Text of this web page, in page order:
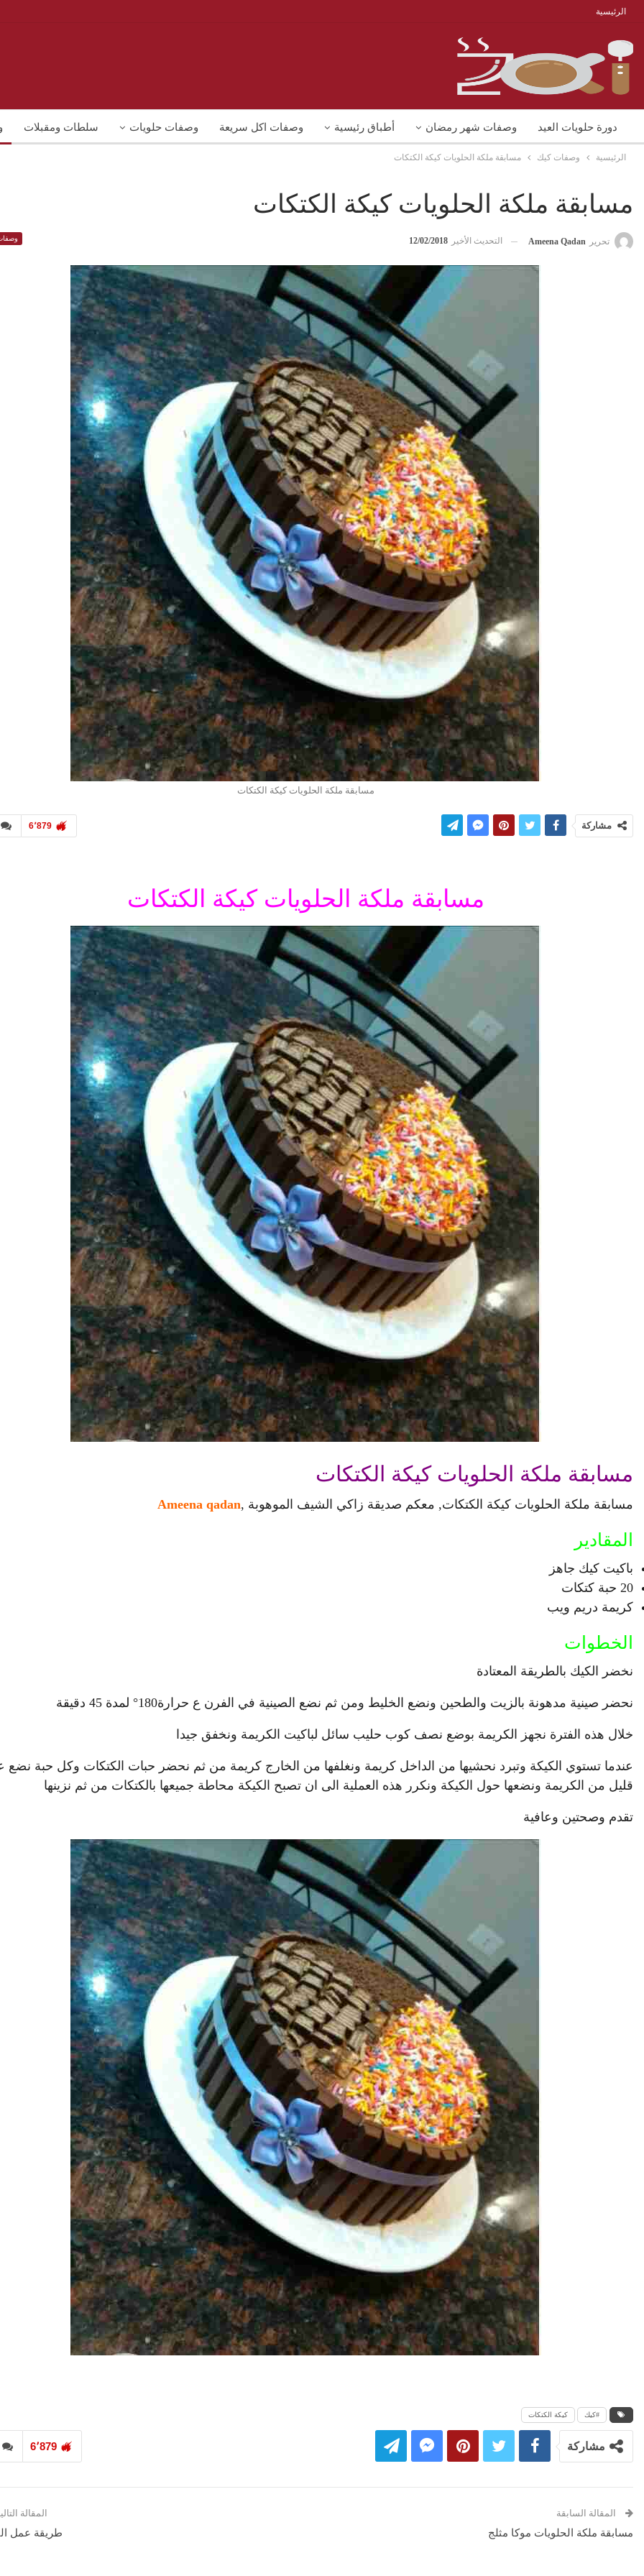
الرئيسية
دورة حلويات العيد وصفات شهر رمضان أطباق رئيسية وصفات اكل سريعة وصفات حلويات سلطات ومقبلات
منوعات شوربات وصفات اكل دايت الرئيسية وصفات كيك مسابقة ملكة الحلويات كيكة الكتكات
مسابقة ملكة الحلويات كيكة الكتكات
تحرير Ameena Qadan التحديث الأخير 12/02/2018
مسابقة ملكة الحلويات كيكة الكتكات
6٬879 مشاركة
مسابقة ملكة الحلويات كيكة الكتكات
مسابقة ملكة الحلويات كيكة الكتكات
مسابقة ملكة الحلويات كيكة الكتكات, معكم صديقة زاكي الشيف الموهوبة ,Ameena qadan
المقادير
باكيت كيك جاهز
20 حبة كتكات
كريمة دريم ويب
الخطوات
نخضر الكيك بالطريقة المعتادة
نحضر صينية مدهونة بالزيت والطحين ونضع الخليط ومن ثم نضع الصينية في الفرن ع حرارة180° لمدة 45 دقيقة
خلال هذه الفترة نجهز الكريمة بوضع نصف كوب حليب سائل لباكيت الكريمة ونخفق جيدا
عندما تستوي الكيكة وتبرد نحشيها من الداخل كريمة ونغلفها من الخارج كريمة من ثم نحضر حبات الكتكات وكل حبة نضع
قليل من الكريمة ونضعها حول الكيكة ونكرر هذه العملية الى ان تصبح الكيكة محاطة جميعها بالكتكات من ثم نزينها
تقدم وصحتين وعافية
#كيك كيكة الكتكات
6٬879 مشاركة
المقالة السابقة
مسابقة ملكة الحلويات موكا مثلج
المقالة
طريقة عمل